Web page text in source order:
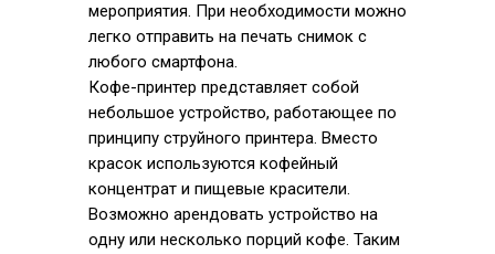
мероприятия. При необходимости можно
легко отправить на печать снимок с
любого смартфона.
Кофе-принтер представляет собой
небольшое устройство, работающее по
принципу струйного принтера. Вместо
красок используются кофейный
концентрат и пищевые красители.
Возможно арендовать устройство на
одну или несколько порций кофе. Таким